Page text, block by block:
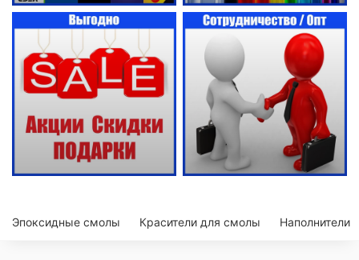
Эпоксидные смолы Красители для смолы Наполнители